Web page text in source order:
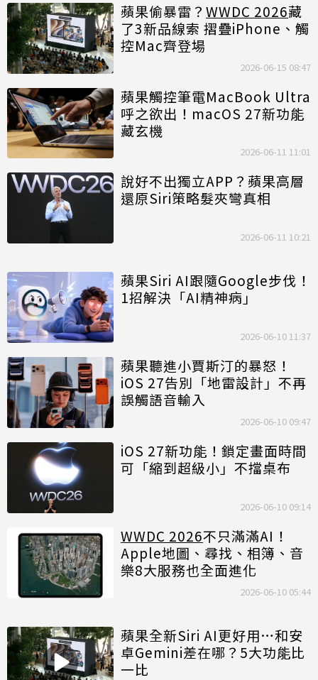
蘋果偷暴雷？ WWDC 2026藏
了3新品線索 摺疊iPhone、觸
控Mac齊登場
2026-06-15 08:47
蘋果觸控筆電MacBook Ultra
呼之欲出！macOS 27新功能
藏玄機
2026-06-11 11:01
說好不出獨立APP？蘋果高層
還原Siri策略髮夾彎真相
2026-06-11 10:21
蘋果Siri AI跟隨Google步伐！
1招解決「AI精神病」
2026-06-10 11:37
蘋果聽進小賈斯汀的暴怒！
iOS 27告別「地雷設計」不再
誤觸語音輸入
2026-06-10 09:47
iOS 27新功能！鎖定畫面時間
可「縮到超級小」不擋桌布
2026-06-10 09:14
WWDC 2026不只滿滿AI！
Apple地圖、尋找、相簿、音
樂8大服務也全面進化
2026-06-10 05:44
蘋果全新Siri AI更好用…和安
卓Gemini差在哪？5大功能比
一比